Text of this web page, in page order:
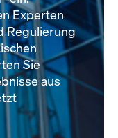
Experten
Regulierung
Sie
aus